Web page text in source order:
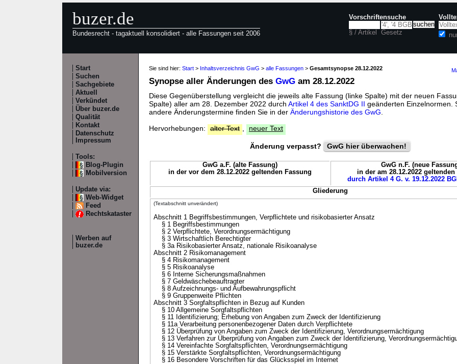
buzer.de
Bundesrecht - tagaktuell konsolidiert - alle Fassungen seit 2006
Vorschriftensuche
§ / Artikel Gesetz
Start
Suchen
Sachgebiete
Aktuell
Verkündet
Über buzer.de
Qualität
Kontakt
Datenschutz
Impressum
Tools:
Blog-Plugin
Mobilversion
Update via:
Web-Widget
Feed
Rechtskataster
Werben auf
buzer.de
Sie sind hier: Start > Inhaltsverzeichnis GwG > alle Fassungen > Gesamtsynopse 28.12.2022
Synopse aller Änderungen des GwG am 28.12.2022
Diese Gegenüberstellung vergleicht die jeweils alte Fassung (linke Spalte) mit der neuen
Spalte) aller am 28. Dezember 2022 durch Artikel 4 des SanktDG II geänderten Einzelnormen.
andere Änderungstermine finden Sie in der Änderungshistorie des GwG
Hervorhebungen:
alter Text neuer Text
Änderung verpasst? GwG hier überwachen!
GwG a.F. (alte Fassung)
in der vor dem 28.12.2022 geltenden Fassung
GwG n.F. (neue
in der am 28.12.2022 geltenden
durch Artikel 4 G. v. 19.12.2022
Gliederung
(Textabschnitt unverändert)
Abschnitt 1 Begriffsbestimmungen, Verpflichtete und risikobasierter Ansatz
§ 1 Begriffsbestimmungen
§ 2 Verpflichtete, Verordnungsermächtigung
§ 3 Wirtschaftlich Berechtigter
§ 3a Risikobasierter Ansatz, nationale Risikoanalyse
Abschnitt 2 Risikomanagement
§ 4 Risikomanagement
§ 5 Risikoanalyse
§ 6 Interne Sicherungsmaßnahmen
§ 7 Geldwäschebeauftragter
§ 8 Aufzeichnungs- und Aufbewahrungspflicht
§ 9 Gruppenweite Pflichten
Abschnitt 3 Sorgfaltspflichten in Bezug auf Kunden
§ 10 Allgemeine Sorgfaltspflichten
§ 11 Identifizierung; Erhebung von Angaben zum Zweck der Identifizierung
§ 11a Verarbeitung personenbezogener Daten durch Verpflichtete
§ 12 Überprüfung von Angaben zum Zweck der Identifizierung, Verordnungsermächtigung
§ 13 Verfahren zur Überprüfung von Angaben zum Zweck der Identifizierung,
§ 14 Vereinfachte Sorgfaltspflichten, Verordnungsermächtigung
§ 15 Verstärkte Sorgfaltspflichten, Verordnungsermächtigung
§ 16 Besondere Vorschriften für das Glücksspiel im Internet